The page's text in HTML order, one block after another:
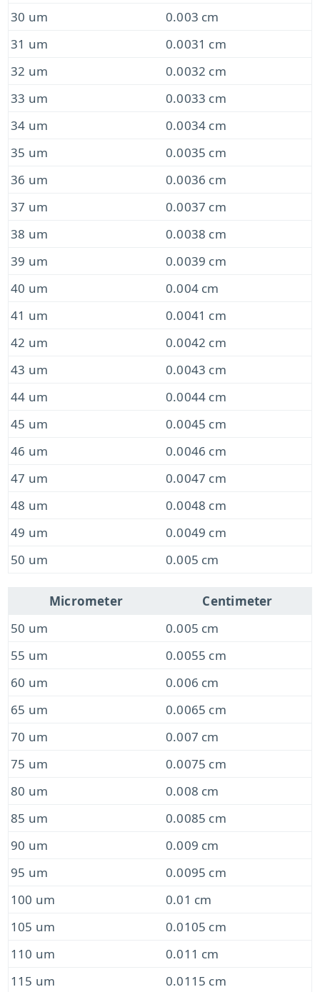
30 um
0.003 cm
31 um
0.0031 cm
32 um
0.0032 cm
33 um
0.0033 cm
34 um
0.0034 cm
35 um
0.0035 cm
36 um
0.0036 cm
37 um
0.0037 cm
38 um
0.0038 cm
39 um
0.0039 cm
40 um
0.004 cm
41 um
0.0041 cm
42 um
0.0042 cm
43 um
0.0043 cm
44 um
0.0044 cm
45 um
0.0045 cm
46 um
0.0046 cm
47 um
0.0047 cm
48 um
0.0048 cm
49 um
0.0049 cm
50 um
0.005 cm
Micrometer
Centimeter
50 um
0.005 cm
55 um
0.0055 cm
60 um
0.006 cm
65 um
0.0065 cm
70 um
0.007 cm
75 um
0.0075 cm
80 um
0.008 cm
85 um
0.0085 cm
90 um
0.009 cm
95 um
0.0095 cm
100 um
0.01 cm
105 um
0.0105 cm
110 um
0.011 cm
115 um
0.0115 cm